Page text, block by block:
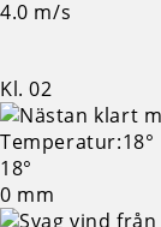
4.0 m/s
Kl. 02
18°
0 mm